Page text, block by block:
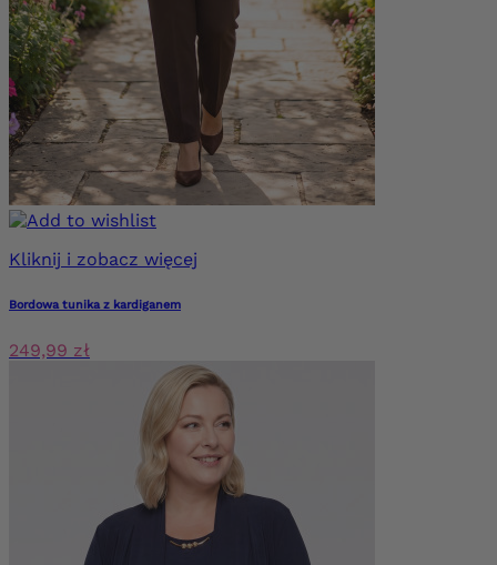
Kliknij i zobacz więcej
Bordowa tunika z kardiganem
249,99 zł